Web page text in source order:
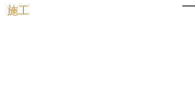
施工